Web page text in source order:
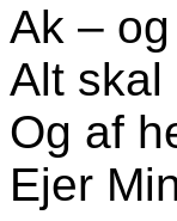
Ak –
Alt skal
Og af
Ejer